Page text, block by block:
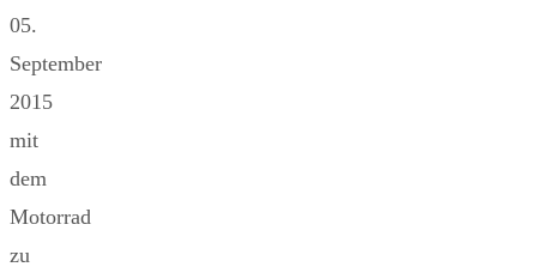
05.
September
2015
mit
dem
Motorrad
zu